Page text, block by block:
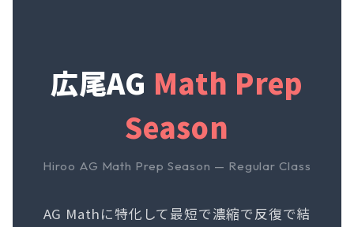
広尾AG Math Prep
Season
Hiroo AG Math Prep Season — Regular Class
AG Mathに特化して最短で濃縮で反復で結